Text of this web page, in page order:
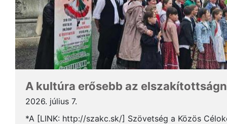
A kultúra erősebb az
2026. július 7.
*A [LINK: http://szakc.sk/] Szövetség a Közös